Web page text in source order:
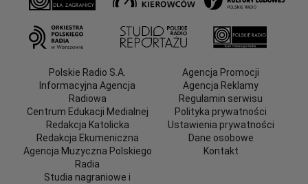
Polskie Radio S.A.
Informacyjna Agencja
Radiowa
Centrum Edukacji Medialnej
Redakcja Katolicka
Redakcja Ekumeniczna
Agencja Muzyczna Polskiego
Radia
Studia nagraniowe i
Agencja Promocji
Agencja Reklamy
Regulamin serwisu
Polityka prywatności
Ustawienia prywatności
Dane osobowe
Kontakt